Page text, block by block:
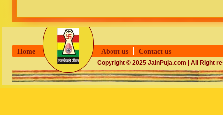
Home About us Contact us
Copyright © 2025 JainPuja.com | All Right